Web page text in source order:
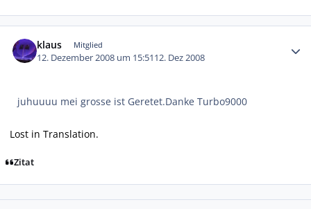
klaus Mitglied
12. Dezember 2008 um 15:5112. Dez 2008
juhuuuu mei grosse ist Geretet.Danke Turbo9000
Lost in Translation.
Zitat